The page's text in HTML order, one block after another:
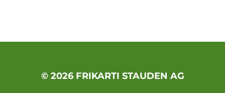
© 2026 FRIKARTI STAUDEN AG